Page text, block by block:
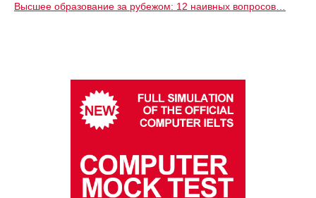
Высшее образование за рубежом: 12 наивных вопросов…